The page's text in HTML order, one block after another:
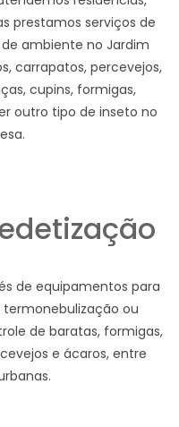
prestamos serviços de
ambiente no Jardim
carrapatos, percevejos,
cupins, formigas,
outro tipo de inseto no
de equipamentos para
ou
de baratas, formigas,
e ácaros, entre